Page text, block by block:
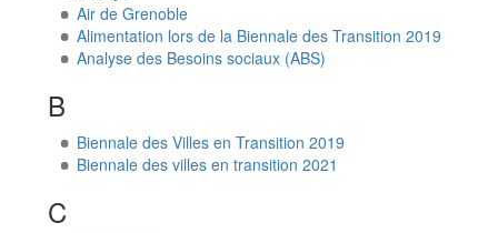
Air de Grenoble
Alimentation lors de la Biennale des Transition 2019
Analyse des Besoins sociaux (ABS)
B
Biennale des Villes en Transition 2019
Biennale des villes en transition 2021
C